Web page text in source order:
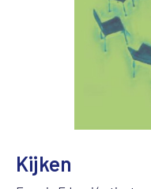
Kijken